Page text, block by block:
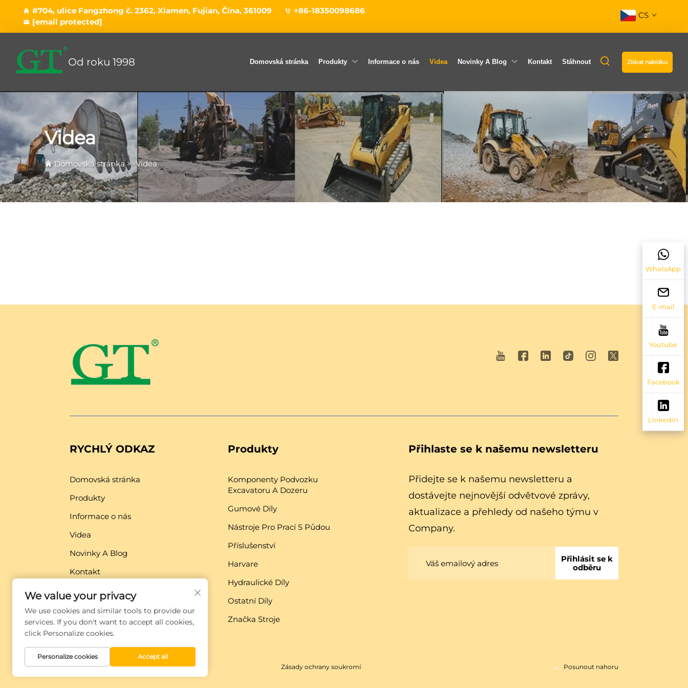
#704, ulice Fangzhong č. 2362, Xiamen, Fujian, Čína, 361009
+86-18350098686
[email protected]
CS
Od roku 1998 Domovská stránka Produkty Informace o nás Videa Novinky A Blog Kontakt Stáhnout Získat nabídku
Videa
Domovská stránka> Videa
WhatsApp
E-mail
Youtube
Facebook
Linkedin
RYCHLÝ ODKAZ
Domovská stránka
Produkty
Informace o nás
Videa
Novinky A Blog
Kontakt
Produkty
Komponenty Podvozku
Excavatoru A Dozeru
Gumové Díly
Nástroje Pro Prací S Půdou
Příslušenství
Harvare
Hydraulické Díly
Ostatní Díly
Značka Stroje
Přihlaste se k našemu newsletteru
Přidejte se k našemu newsletteru a
dostávejte nejnovější odvětvové zprávy,
aktualizace a přehledy od našeho týmu v
Company.
Přihlásit se k
odběru
Copyright © Xiamen Globe Machine Co.,ltd. Zásady ochrany soukromí Posunout nahoru
We value your privacy
We use cookies and similar tools to provide our
services. If you don't want to accept all cookies,
click Personalize cookies.
Personalize cookies Accept all